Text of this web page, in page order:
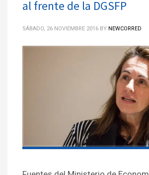
al frente de la DGSFP
SÁBADO, 26 NOVIEMBRE 2016 BY NEWCORRED